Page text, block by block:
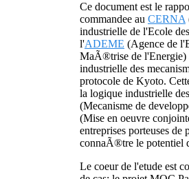
Ce document est le
commandee au CERNA
industrielle de l'Ecole
l'ADEME (Agence de
MaÃ®trise de l'Energie)
industrielle des
protocole de Kyoto.
la logique industrielle
(Mecanisme de
(Mise en oeuvre
entreprises porteuses de
connaÃ®tre le potentiel
Le coeur de l'etude est